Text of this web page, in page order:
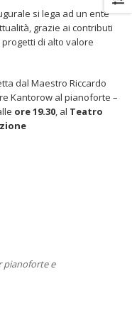
si lega ad un ente
grazie ai contributi
di alto valore
dal Maestro Riccardo
Kantorow al pianoforte –
ore 19.30, al Teatro
pianoforte e